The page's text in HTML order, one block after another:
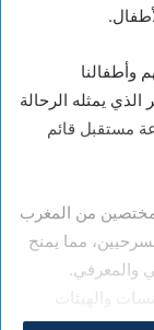
وأطفالنا
يمثله الرحالة
مستقبل قائم
من المغرب
مما يمنح
والمعرفي.
والهيئات